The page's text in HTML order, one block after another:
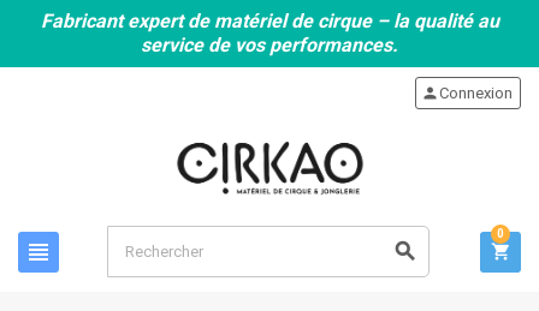
Fabricant expert de matériel de cirque – la qualité au
service de vos performances.
view_headline search
personConnexion
shopping_cart
0